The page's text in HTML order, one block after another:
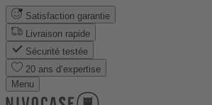
Satisfaction garantie
Livraison rapide
Sécurité testée
20 ans d’expertise
Menu